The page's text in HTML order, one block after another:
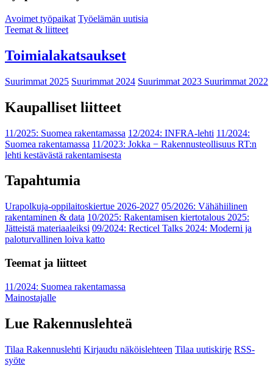
Avoimet työpaikat Työelämän uutisia
Teemat & liitteet
Toimialakatsaukset
Suurimmat 2025 Suurimmat 2024 Suurimmat 2023 Suurimmat 2022
Kaupalliset liitteet
11/2025: Suomea rakentamassa 12/2024: INFRA-lehti 11/2024:
Suomea rakentamassa 11/2023: Jokka − Rakennusteollisuus RT:n
lehti kestävästä rakentamisesta
Tapahtumia
Urapolkuja-oppilaitoskiertue 2026-2027 05/2026: Vähähiilinen
rakentaminen & data 10/2025: Rakentamisen kiertotalous 2025:
Jätteistä materiaaleiksi 09/2024: Recticel Talks 2024: Moderni ja
paloturvallinen loiva katto
Teemat ja liitteet
11/2024: Suomea rakentamassa
Mainostajalle
Lue Rakennuslehteä
Tilaa Rakennuslehti Kirjaudu näköislehteen Tilaa uutiskirje RSS-
syöte